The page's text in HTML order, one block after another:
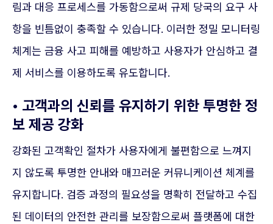
림과 대응 프로세스를 가동함으로써 규제 당국의 요구 사
항을 빈틈없이 충족할 수 있습니다. 이러한 정밀 모니터링
체계는 금융 사고 피해를 예방하고 사용자가 안심하고 결
제 서비스를 이용하도록 유도합니다.
• 고객과의 신뢰를 유지하기 위한 투명한 정
보 제공 강화
강화된 고객확인 절차가 사용자에게 불편함으로 느껴지
지 않도록 투명한 안내와 매끄러운 커뮤니케이션 체계를
유지합니다. 검증 과정의 필요성을 명확히 전달하고 수집
된 데이터의 안전한 관리를 보장함으로써 플랫폼에 대한